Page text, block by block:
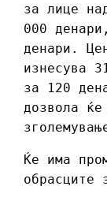
за лице
000
денари.
изнесува
за 120
дозвола
Ќе има
обрасците